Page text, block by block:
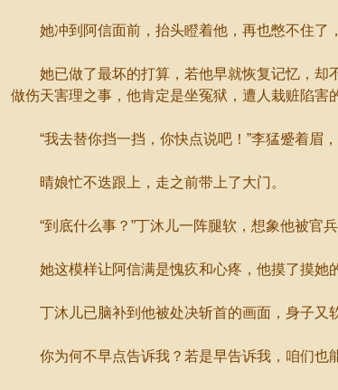
她冲到阿信面前，抬头瞪着他，再也憋不住了，
她已做了最坏的打算，若他早就恢复记忆，却不
做伤天害理之事，他肯定是坐冤狱，遭人栽赃陷害
“我去替你挡一挡，你快点说吧！”李猛蹙着眉，
晴娘忙不迭跟上，走之前带上了大门。
“到底什么事？”丁沐儿一阵腿软，想象他被官兵
她这模样让阿信满是愧疚和心疼，他摸了摸她的
丁沐儿已脑补到他被处决斩首的画面，身子又
你为何不早点告诉我？若是早告诉我，咱们也